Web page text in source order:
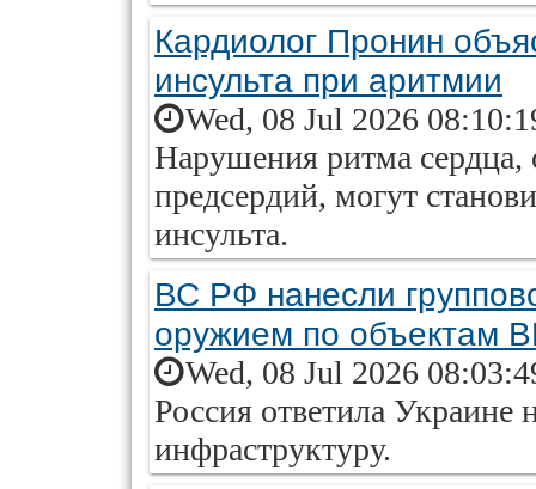
Кардиолог Пронин
инсульта при аритмии
Wed, 08 Jul 2026
Нарушения ритма
предсердий, могут
инсульта.
ВС РФ нанесли
оружием по объектам
Wed, 08 Jul 2026
Россия ответила Украине
инфраструктуру.